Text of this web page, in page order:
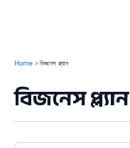
Home বিজনেস প্ল্যান
বিজনেস প্ল্যান